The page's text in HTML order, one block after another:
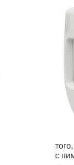
с